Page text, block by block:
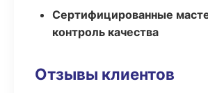
Сертифицированные
контроль качества
Отзывы клиентов